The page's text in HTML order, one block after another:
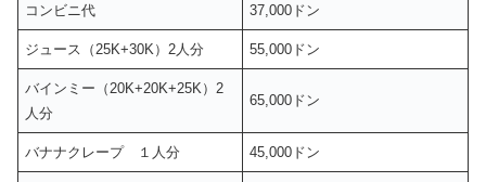
コンビニ代 37,000ドン
ジュース（25K+30K）2人分 55,000ドン
バインミー（20K+20K+25K）2
人分
65,000ドン
バナナクレープ １人分 45,000ドン